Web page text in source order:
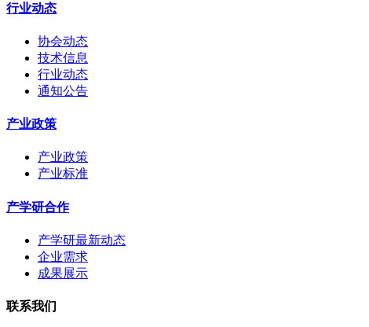
行业动态
协会动态
技术信息
行业动态
通知公告
产业政策
产业政策
产业标准
产学研合作
产学研最新动态
企业需求
成果展示
联系我们